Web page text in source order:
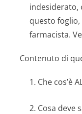
indesiderato,
questo
farmacista.
Contenuto di
1. Che cos’è
2. Cosa deve